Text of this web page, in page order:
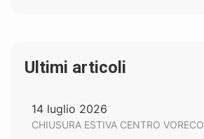
Ultimi articoli
14 luglio 2026
CHIUSURA ESTIVA CENTRO VORECO